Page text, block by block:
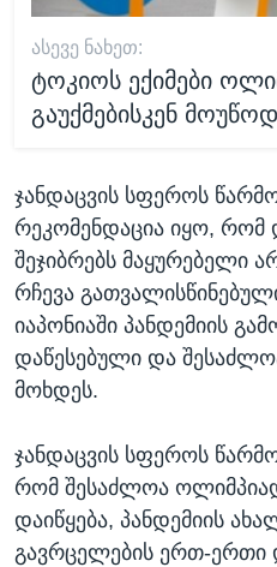
ᲐᲡᲔᲕᲔ ᲜᲐᲮᲔᲗ:
ტოკიოს ექიმები
გაუქმებისკენ
ჯანდაცვის სფეროს
რეკომენდაცია იყო, რომ
შეჯიბრებს მაყურებელი
რჩევა
იაპონიაში პანდემიის
დაწესებული და
მოხდეს.
ჯანდაცვის სფეროს
რომ შესაძლოა
დაიწყება, პანდემიის
გავრცელების ერთ-ერთი